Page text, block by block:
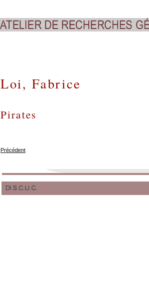
Loi, Fabrice
Pirates
Précédent